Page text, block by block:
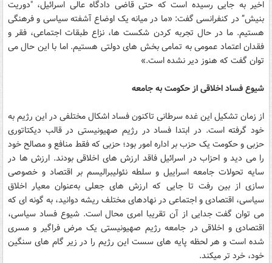
اخیر به جایی رسیده است که حتی قاضی دادگاه عالی اسرائیل، "دوریت
بنیش” در کنفرانسی گفت: «ما در میانه یک اوضاع آشفته سیاسی و فرهنگی
هستیم. ما در حال تجربه کردن شکست ها، نزاع طبقات اجتماعی، فقر و
فقدان اعتماد عمومی به تمامی بخش های دولتی هستیم. اما با این حال می
توان گفت که هنوز دیر نشده است.»
شیوع فساد اخلاقی از حکومت به جامعه
از زمان تشکیل این غده سرطانی تاکنون فساد اشکال مختلفی در این رژیم به
خود گرفته است. در ابتدا فساد در رژیم صهیونیستی در قالب دیکتاتوری
حزبی و حکومت یک حزب بر اداره امور بود؛ حزبی که فقط منافع و مصالح خود
را می دید و احزاب در اسرائیل فاقد ارزش های اخلاقی بودند. ارزش ها در
سایه تحولات جامعه اسراییل و سلطه نئولیبرالیسم بر اقتصاد و خصوصی
سازی از بین رفت تا جایی که ارزش های جعلی به‌عنوان معیار اخلاق
سیاسی، اقتصادی و اجتماعی در نهادهای مختلف ریشه دوانید، به گونه ای که
می توان گفت جدایی از آن تقریبا امری محال است. شیوع فساد سیاسی،
اقتصادی و اخلاقی در جامعه رژیم صهیونیستی یک مرض فراگیر و مسری
شده است و هر لحظه پایه های سست این رژیم را در زیر گام های سنگین
خود، خرد تر میکند.